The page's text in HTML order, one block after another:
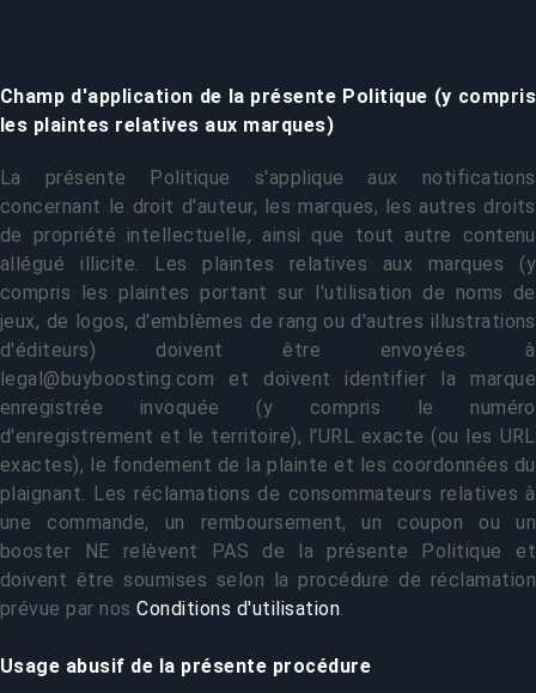
Champ d'application de la présente Politique (y compris
les plaintes relatives aux marques)
La présente Politique s'applique aux notifications
concernant le droit d'auteur, les marques, les autres droits
de propriété intellectuelle, ainsi que tout autre contenu
allégué illicite. Les plaintes relatives aux marques (y
compris les plaintes portant sur l'utilisation de noms de
jeux, de logos, d'emblèmes de rang ou d'autres illustrations
d'éditeurs) doivent être envoyées à
legal@buyboosting.com et doivent identifier la marque
enregistrée invoquée (y compris le numéro
d'enregistrement et le territoire), l'URL exacte (ou les URL
exactes), le fondement de la plainte et les coordonnées du
plaignant. Les réclamations de consommateurs relatives à
une commande, un remboursement, un coupon ou un
booster NE relèvent PAS de la présente Politique et
doivent être soumises selon la procédure de réclamation
prévue par nosConditions d'utilisation.
Usage abusif de la présente procédure